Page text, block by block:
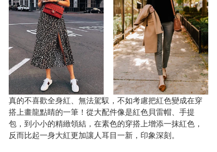
真的不喜歡全身紅、無法駕馭，不如考慮把紅色變成在穿
搭上畫龍點睛的一筆！從大配件像是紅色貝雷帽、手提
包，到小小的精緻領結，在素色的穿搭上增添一抹紅色，
反而比起一身大紅更加讓人耳目一新，印象深刻。